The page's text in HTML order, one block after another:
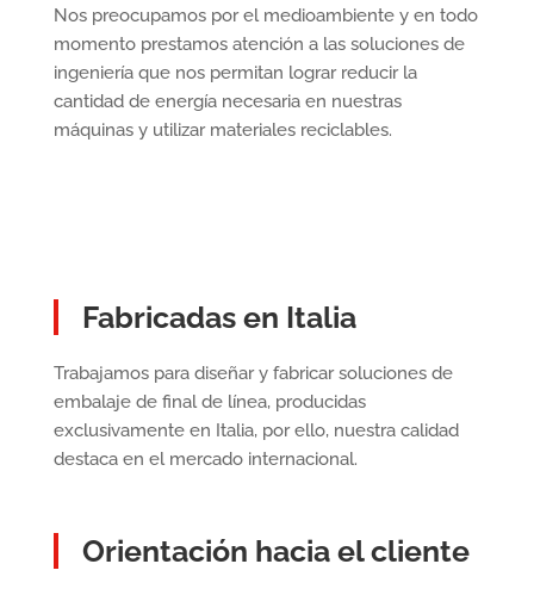
Nos preocupamos por el medioambiente y en todo
momento prestamos atención a las soluciones de
ingeniería que nos permitan lograr reducir la
cantidad de energía necesaria en nuestras
máquinas y utilizar materiales reciclables.
Fabricadas en Italia
Trabajamos para diseñar y fabricar soluciones de
embalaje de final de línea, producidas
exclusivamente en Italia, por ello, nuestra calidad
destaca en el mercado internacional.
Orientación hacia el cliente